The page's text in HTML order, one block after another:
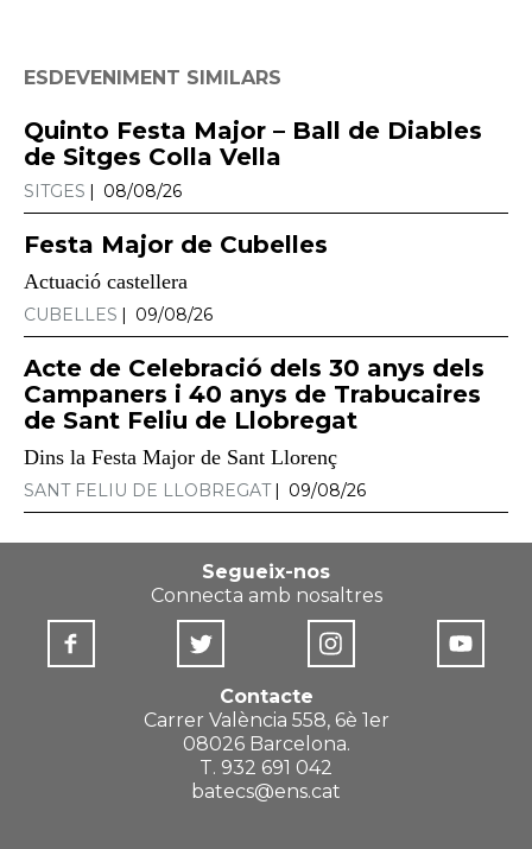
ESDEVENIMENT SIMILARS
Quinto Festa Major – Ball de Diables
de Sitges Colla Vella
SITGES 08/08/26
Festa Major de Cubelles
Actuació castellera
CUBELLES 09/08/26
Acte de Celebració dels 30 anys dels
Campaners i 40 anys de Trabucaires
de Sant Feliu de Llobregat
Dins la Festa Major de Sant Llorenç
SANT FELIU DE LLOBREGAT 09/08/26
Segueix-nos
Connecta amb nosaltres
Contacte
Carrer València 558, 6è 1er
08026 Barcelona.
T. 932 691 042
batecs@ens.cat